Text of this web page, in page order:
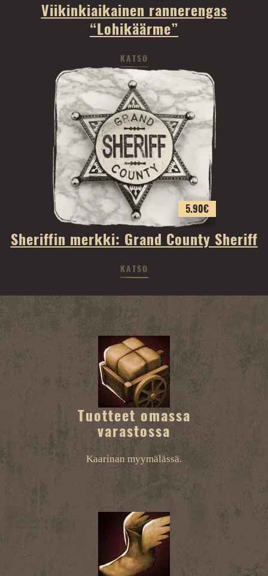
Viikinkiaikainen rannerengas
“Lohikäärme”
KATSO
5.90€
Sheriffin merkki: Grand County Sheriff
KATSO
Tuotteet omassa
varastossa
Kaarinan myymälässä.